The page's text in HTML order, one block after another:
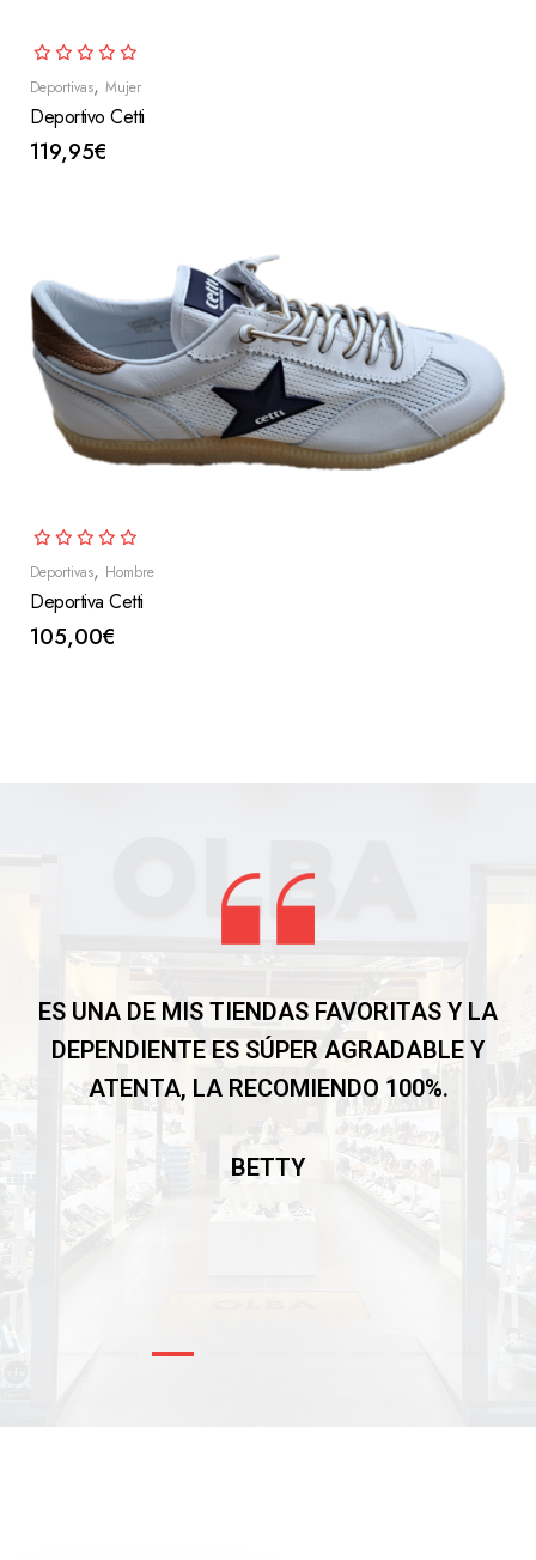
Deportivas, Mujer
Deportivo Cetti
119,95€
Deportivas, Hombre
Deportiva Cetti
105,00€
ES UNA DE MIS TIENDAS FAVORITAS Y LA
DEPENDIENTE ES SÚPER AGRADABLE Y
ATENTA, LA RECOMIENDO 100%.
BETTY